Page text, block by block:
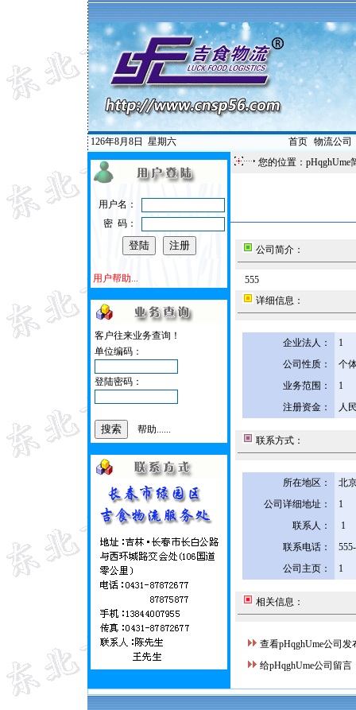
126年8月8日 星期六 首页| 物流公司
用户名：
密 码：
用户帮助...
客户往来业务查询！
单位编码：
登陆密码：
帮助......
您的位置：pHqghUme
公司简介：
555
详细信息：
企业法人：
1
公司性质：
个
业务范围：
1
注册资金：
人
联系方式：
所在地区：
北
公司详细地址：
1
联系人：
1
联系电话：
公司主页：
1
相关信息：
查看pHqghUme公司发
给pHqghUme公司留言